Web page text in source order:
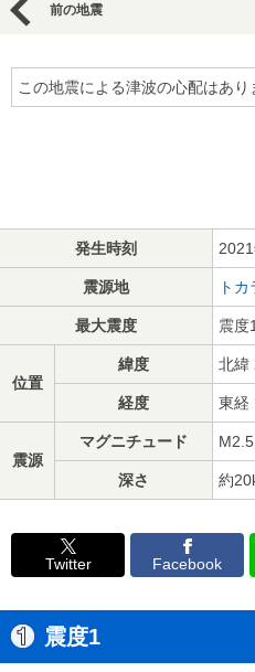
前の地震
この地震による津波の心配はあり
発生時刻
震源地 ト
最大震度 震度1
位置
緯度 北緯
経度 東経
震源
マグニチュード M2.5
深さ 約
Twitter Facebook
震度1